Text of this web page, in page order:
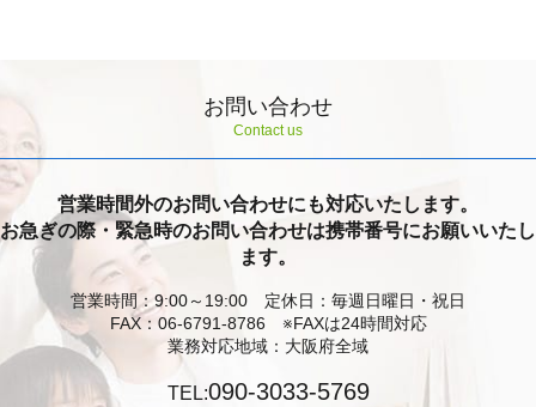
お問い合わせ
Contact us
営業時間外のお問い合わせにも対応いたします。
お急ぎの際・緊急時のお問い合わせは携帯番号にお願いいたし
ます。
営業時間：9:00～19:00 定休日：毎週日曜日・祝日
FAX：06-6791-8786 ※FAXは24時間対応
業務対応地域：大阪府全域
TEL:090-3033-5769